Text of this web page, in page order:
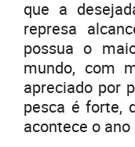
que a
represa
possua o
mundo, com
apreciado por
pesca é forte,
acontece o